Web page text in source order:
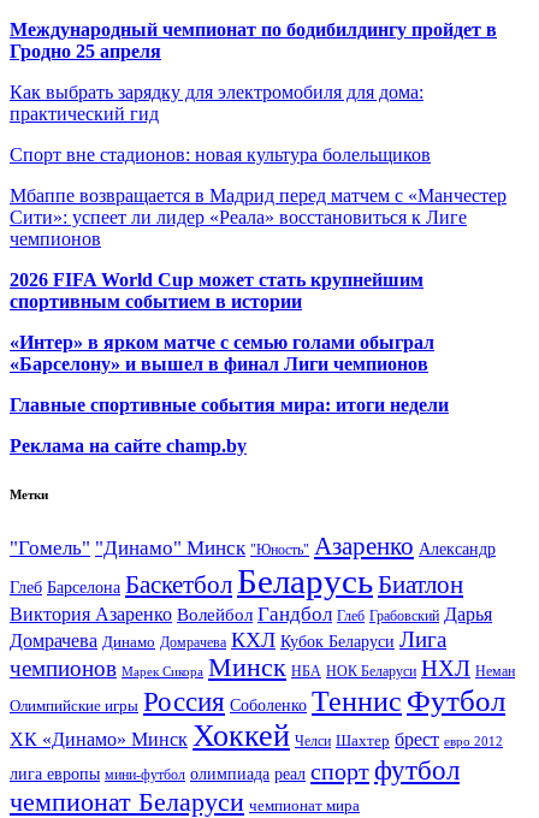
Международный чемпионат по бодибилдингу пройдет в
Гродно 25 апреля
Как выбрать зарядку для электромобиля для дома:
практический гид
Спорт вне стадионов: новая культура болельщиков
Мбаппе возвращается в Мадрид перед матчем с «Манчестер
Сити»: успеет ли лидер «Реала» восстановиться к Лиге
чемпионов
2026 FIFA World Cup может стать крупнейшим
спортивным событием в истории
«Интер» в ярком матче с семью голами обыграл
«Барселону» и вышел в финал Лиги чемпионов
Главные спортивные события мира: итоги недели
Реклама на сайте champ.by
Метки
"Гомель" "Динамо" Минск "Юность" Азаренко Александр
Глеб Барселона Баскетбол БеларусьБиатлон
Виктория Азаренко Волейбол Гандбол Глеб Грабовский Дарья
Домрачева Динамо Домрачева КХЛ Кубок Беларуси Лига
чемпионов Марек Сикора Минск НБА НОК Беларуси НХЛ Неман
Олимпийские игры Россия Соболенко Теннис Футбол
ХК «Динамо» Минск Хоккей Челси Шахтер брест евро 2012
лига европы мини-футбол олимпиада реал спортфутбол
чемпионат Беларуси чемпионат мира